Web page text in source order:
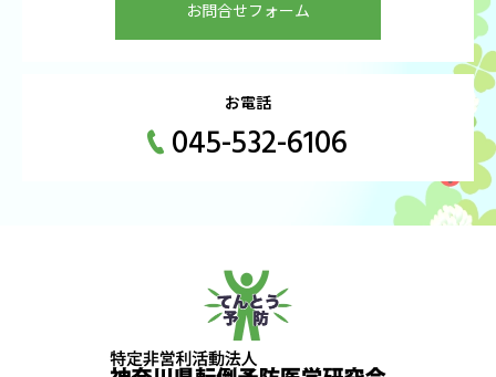
お問合せフォーム
お電話
045-532-6106